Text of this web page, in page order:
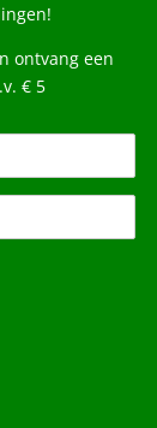
ontvang een
€ 5